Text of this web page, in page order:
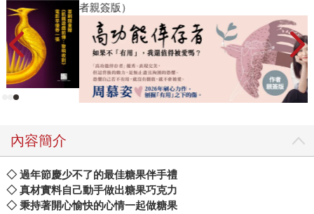
者親簽版）
內容簡介
◇ 過年節慶少不了的最佳糖果伴手禮
◇ 真材實料自己動手做出糖果巧克力
◇ 秉持著開心愉快的心情一起做糖果